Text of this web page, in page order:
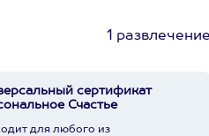
1
сертификат
Счастье
для любого из